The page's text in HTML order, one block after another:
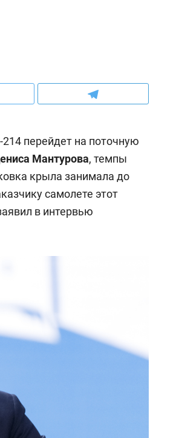
перейдет на поточную
Мантурова, темпы
крыла занимала до
самолете этот
в интервью
будет